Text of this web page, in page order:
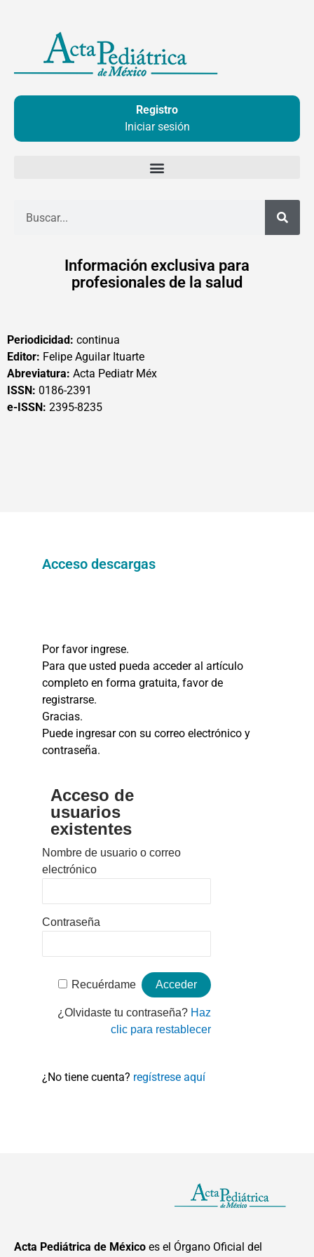
contenido
Registro
Iniciar sesión
Información exclusiva para
profesionales de la salud
Periodicidad: continua
Editor: Felipe Aguilar Ituarte
Abreviatura: Acta Pediatr Méx
ISSN: 0186-2391
e-ISSN: 2395-8235
Acceso descargas
Por favor ingrese.
Para que usted pueda acceder al artículo
completo en forma gratuita, favor de
registrarse.
Gracias.
Puede ingresar con su correo electrónico y
contraseña.
Acceso de
usuarios
existentes
Nombre de usuario o correo
electrónico
Contraseña
Recuérdame
¿Olvidaste tu contraseña? Haz
clic para restablecer
¿No tiene cuenta? regístrese aquí
Acta Pediátrica de México es el Órgano Oficial del